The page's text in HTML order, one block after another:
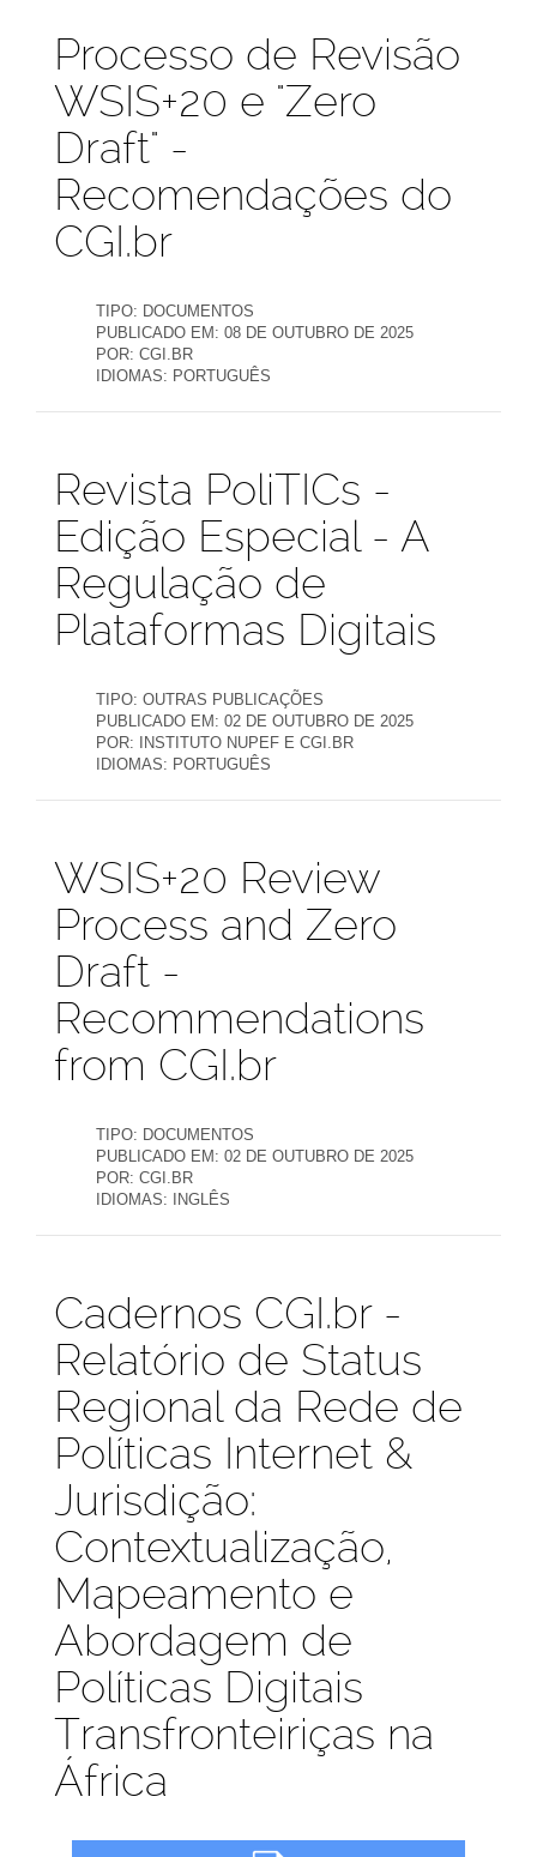
Publicações
Processo de Revisão
WSIS+20 e "Zero
Draft" -
Recomendações do
CGI.br
TIPO: DOCUMENTOS
PUBLICADO EM: 08 DE OUTUBRO DE 2025
POR: CGI.BR
IDIOMAS: PORTUGUÊS
Publicações
Revista PoliTICs -
Edição Especial - A
Regulação de
Plataformas Digitais
TIPO: OUTRAS PUBLICAÇÕES
PUBLICADO EM: 02 DE OUTUBRO DE 2025
POR: INSTITUTO NUPEF E CGI.BR
IDIOMAS: PORTUGUÊS
Publicações
WSIS+20 Review
Process and Zero
Draft -
Recommendations
from CGI.br
TIPO: DOCUMENTOS
PUBLICADO EM: 02 DE OUTUBRO DE 2025
POR: CGI.BR
IDIOMAS: INGLÊS
Publicações
Cadernos CGI.br -
Relatório de Status
Regional da Rede de
Políticas Internet &
Jurisdição:
Contextualização,
Mapeamento e
Abordagem de
Políticas Digitais
Transfronteiriças na
África